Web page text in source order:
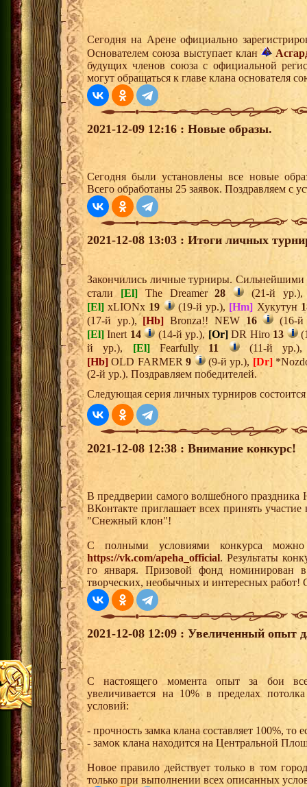
Сегодня на Арене официально
Основателем союза выступает клан
будущих членов союза с официальной
могут обращаться к главе клана основателя
2021-12-09 12:16 : Новые образы.
Сегодня были установлены все новые
Всего обработаны 25 заявок. Поздравляем с
2021-12-08 13:03 : Итоги личных
Закончились личные турниры. Сильнейшими
стали [El]The Dreamer28
(21-й
[El] xLIONx 19 (19-й ур.), [Hm] Хукутун
(17-й ур.),[Hb] Bronza!! NEW 16
(16-
[El] Inert 14 (14-й ур.), [Or]DR Hiro 13
й ур.), [El]Fearfully 11
(11-й
[Hb] OLD FARMER9 (9-й ур.), [Dr]
(2-й ур.). Поздравляем победителей.
Следующая серия личных турниров состоится
2021-12-08 12:38 : Внимание конкурс!
В преддверии самого волшебного
ВКонтакте приглашает всех принять
"Снежный клон"!
С полными условиями конкурса
https://vk.com/apeha_official. Результаты
го января. Призовой фонд номинирован
творческих, необычных и интересных
2021-12-08 12:09 : Увеличенный опыт
С настоящего момента опыт за бои
увеличивается на 10% в пределах
условий:
- прочность замка клана составляет 100%, то
- замок клана находится на Центральной
Новое правило действует только в том
только при выполнении всех описанных